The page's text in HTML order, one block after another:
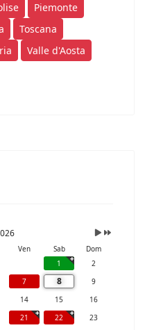
Piemonte
Toscana
Valle d'Aosta
Ven Sab
Dom
1
2
7 8
9
14 15
16
21 22
23